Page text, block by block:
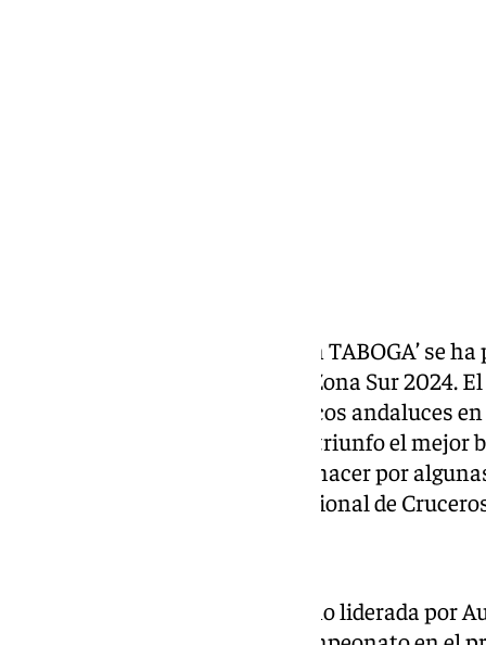
El barco ‘Escuela de Navegación TABOGA’ se
de España de Crucero Circuito Zona Sur 2024.
Cádiz se impone al resto de barcos andaluces
cerrar el curso, y pone con este triunfo el
en la que ha enseñado su buen hacer por
importantes del calendario nacional de
La tripulación del barco gaditano liderada por